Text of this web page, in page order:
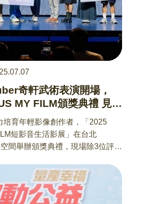
奇軒武術表演開場，
MY FILM頒獎典禮 見證
主張
培育年輕影像創作者，「2025
短影音生活影展」在台北
間舉辦頒獎典禮，現場除3位評審
極限武術冠軍奇軒更以武士刀
道表演開場，熱情節奏點燃了全